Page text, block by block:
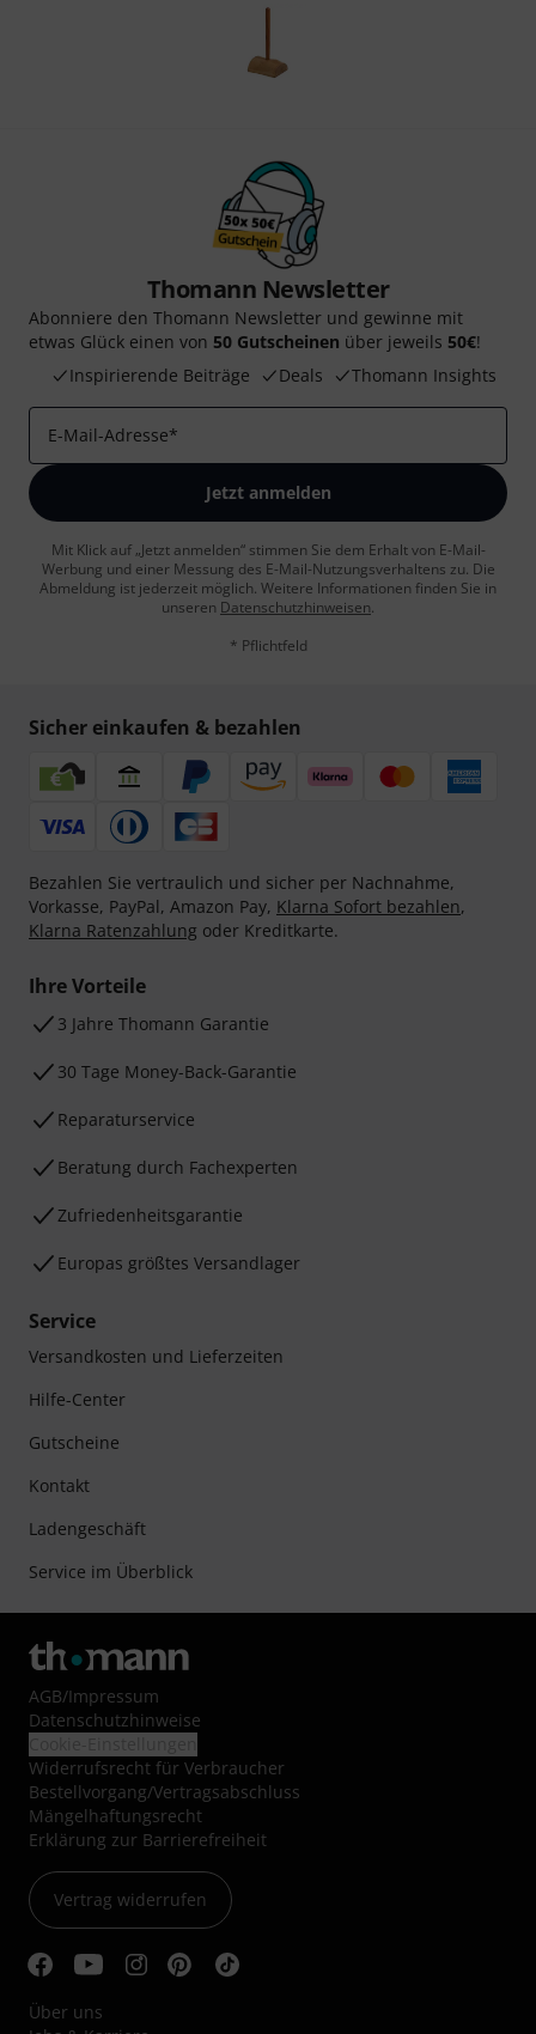
Thomann Newsletter
Abonniere den Thomann Newsletter und gewinne mit
etwas Glück einen von 50 Gutscheinen über jeweils 50€!
Inspirierende Beiträge
Deals Thomann Insights
E-Mail-Adresse*
Jetzt anmelden
Mit Klick auf „Jetzt anmelden“ stimmen Sie dem Erhalt von E-Mail-
Werbung und einer Messung des E-Mail-Nutzungsverhaltens zu. Die
Abmeldung ist jederzeit möglich. Weitere Informationen finden Sie in
unseren Datenschutzhinweisen.
* Pflichtfeld
Sicher einkaufen & bezahlen
Bezahlen Sie vertraulich und sicher per Nachnahme,
Vorkasse, PayPal, Amazon Pay, Klarna Sofort bezahlen,
Klarna Ratenzahlung oder Kreditkarte.
Ihre Vorteile
3 Jahre Thomann Garantie
30 Tage Money-Back-Garantie
Reparaturservice
Beratung durch Fachexperten
Zufriedenheitsgarantie
Europas größtes Versandlager
Service
Versandkosten und Lieferzeiten
Hilfe-Center
Gutscheine
Kontakt
Ladengeschäft
Service im Überblick
AGB/Impressum
Datenschutzhinweise
Widerrufsrecht für Verbraucher
Bestellvorgang/Vertragsabschluss
Mängelhaftungsrecht
Erklärung zur Barrierefreiheit
Vertrag widerrufen
Über uns